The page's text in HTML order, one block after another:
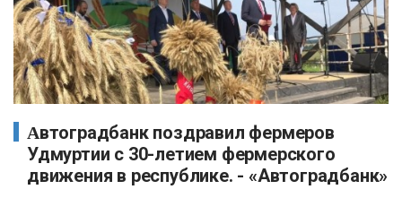
Автоградбанк поздравил фермеров
Удмуртии с 30-летием фермерского
движения в республике. - «Автоградбанк»